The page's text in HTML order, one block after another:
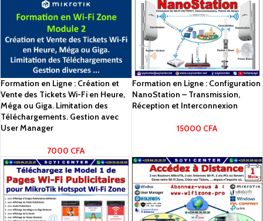
Formation en Ligne : Création et
Vente des Tickets Wi-Fi en Heure,
Méga ou Giga. Limitation des
Téléchargements. Gestion avec
User Manager
7000 CFA
Formation en Ligne : Configuration
NanoStation – Transmission,
Réception et Interconnexion
15000 CFA